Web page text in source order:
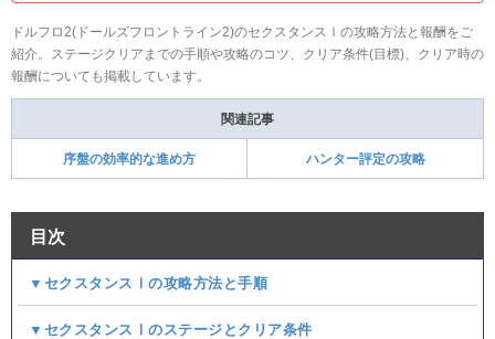
ドルフロ2(ドールズフロントライン2)のセクスタンスⅠの攻略方法と報酬をご
紹介。ステージクリアまでの手順や攻略のコツ、クリア条件(目標)、クリア時の
報酬についても掲載しています。
関連記事
序盤の効率的な進め方 ハンター評定の攻略
目次
▼セクスタンスⅠの攻略方法と手順
▼セクスタンスⅠのステージとクリア条件